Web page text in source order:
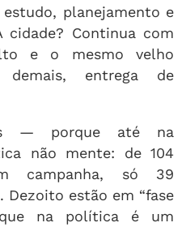
planejamento e
cidade? Continua com
e o mesmo velho
demais, entrega de
— porque até na
não mente: de 104
campanha, só 39
Dezoito estão em “fase
na política é um